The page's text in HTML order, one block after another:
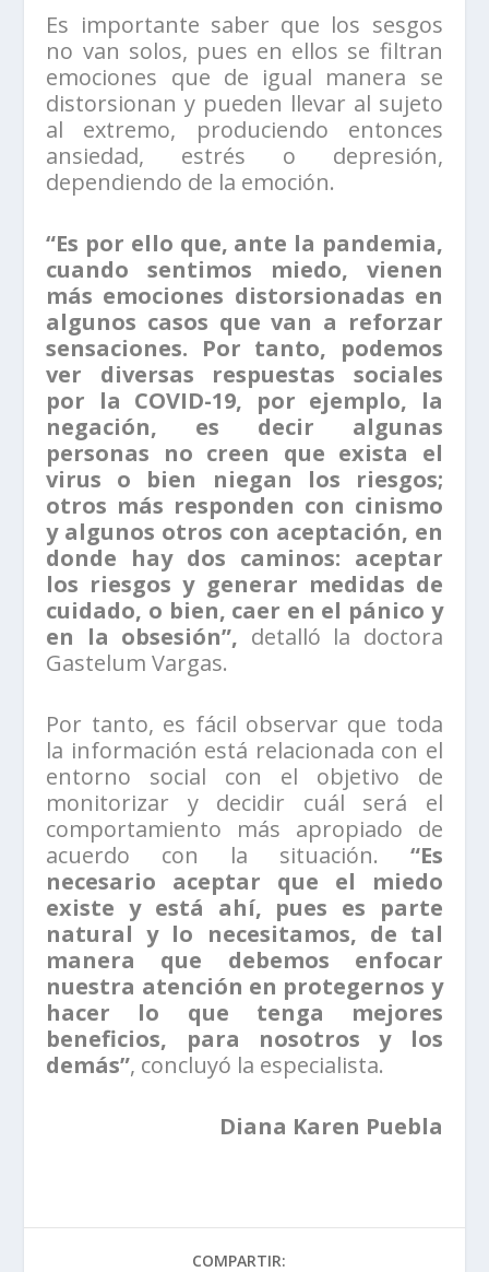
Es importante saber que los sesgos
no van solos, pues en ellos se filtran
emociones que de igual manera se
distorsionan y pueden llevar al sujeto
al extremo, produciendo entonces
ansiedad, estrés o depresión,
dependiendo de la emoción.
“Es por ello que, ante la pandemia,
cuando sentimos miedo, vienen
más emociones distorsionadas en
algunos casos que van a reforzar
sensaciones. Por tanto, podemos
ver diversas respuestas sociales
por la COVID-19, por ejemplo, la
negación, es decir algunas
personas no creen que exista el
virus o bien niegan los riesgos;
otros más responden con cinismo
y algunos otros con aceptación, en
donde hay dos caminos: aceptar
los riesgos y generar medidas de
cuidado, o bien, caer en el pánico y
en la obsesión”, detalló la doctora
Gastelum Vargas.
Por tanto, es fácil observar que toda
la información está relacionada con el
entorno social con el objetivo de
monitorizar y decidir cuál será el
comportamiento más apropiado de
acuerdo con la situación. “Es
necesario aceptar que el miedo
existe y está ahí, pues es parte
natural y lo necesitamos, de tal
manera que debemos enfocar
nuestra atención en protegernos y
hacer lo que tenga mejores
beneficios, para nosotros y los
demás”, concluyó la especialista.
Diana Karen Puebla
COMPARTIR: